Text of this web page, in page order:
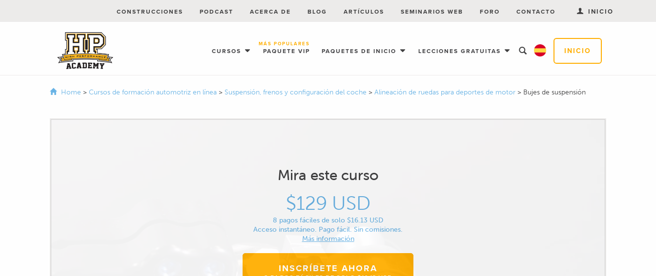
INICIO
CURSOS PAQUETE VIP
MÁS POPULARES
PAQUETES DE INICIO LECCIONES GRATUITAS
CONSTRUCCIONES PODCAST ACERCA DE BLOG ARTÍCULOS SEMINARIOS WEB FORO CONTACTO INICIO
Home > Cursos de formación automotriz en línea > Suspensión, frenos y configuración del coche > Alineación de ruedas para deportes de motor > Bujes de suspensión
Mira este curso
$129 USD
8 pagos fáciles de solo $16.13 USD
Acceso instantáneo. Pago fácil. Sin comisiones.
Más información
INSCRÍBETE AHORA